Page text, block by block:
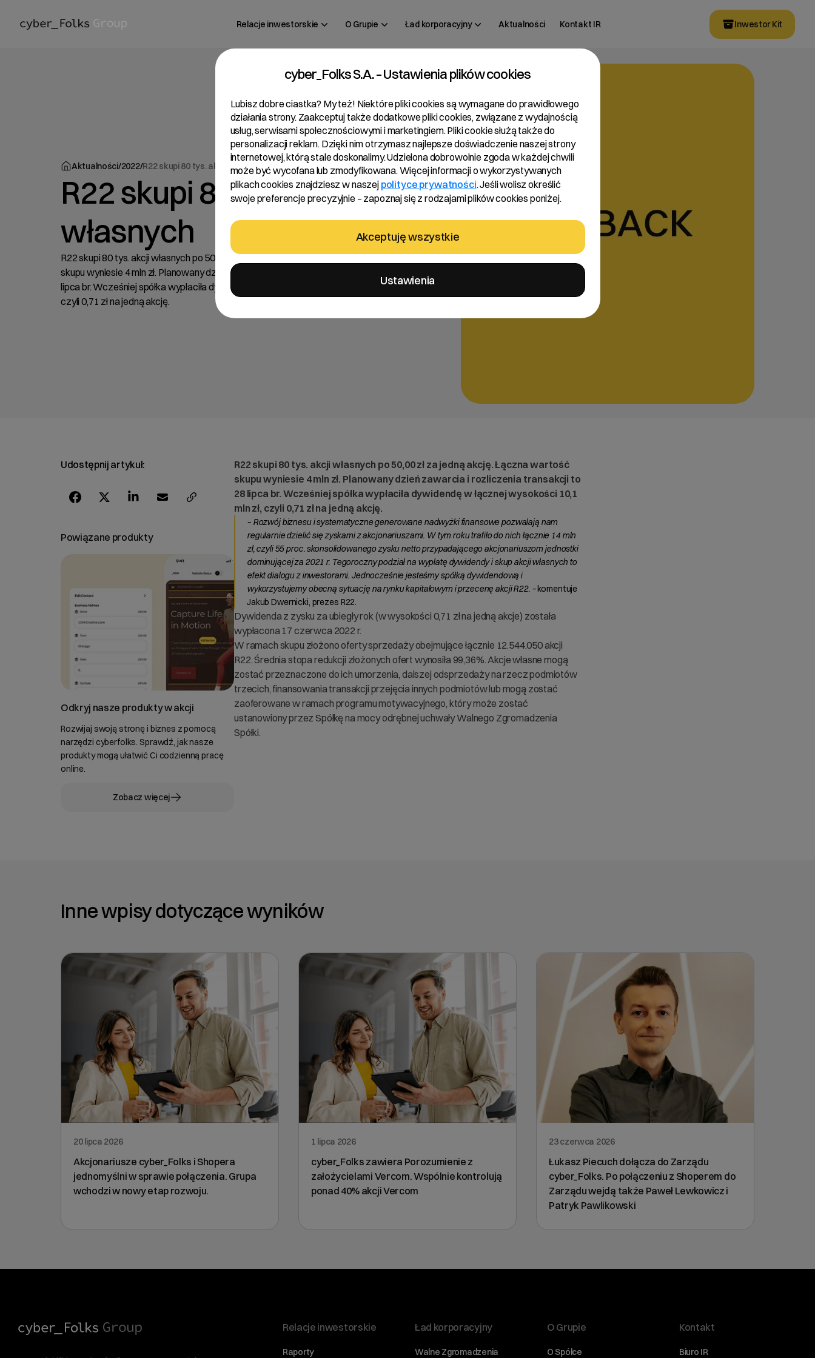
Relacje inwestorskie O Grupie Ład korporacyjny Aktualności Kontakt IR Inwestor Kit
Aktualności/2022/R22 skupi 80 tys. akcji własnych
R22 skupi 80 tys. akcji
własnych
R22 skupi 80 tys. akcji własnych po 50,00 zł za jedną akcję. Łączna wartość
skupu wyniesie 4 mln zł. Planowany dzień zawarcia i rozliczenia transakcji to 28
lipca br. Wcześniej spółka wypłaciła dywidendę w łącznej wysokości 10,1 mln zł,
czyli 0,71 zł na jedną akcję.
Udostępnij artykuł:
Powiązane produkty
Odkryj nasze produkty w akcji
Rozwijaj swoją stronę i biznes z pomocą
narzędzi cyberfolks. Sprawdź, jak nasze
produkty mogą ułatwić Ci codzienną pracę
online.
Zobacz więcej
R22 skupi 80 tys. akcji własnych po 50,00 zł za jedną akcję. Łączna wartość
skupu wyniesie 4 mln zł. Planowany dzień zawarcia i rozliczenia transakcji to
28 lipca br. Wcześniej spółka wypłaciła dywidendę w łącznej wysokości 10,1
mln zł, czyli 0,71 zł na jedną akcję.
– Rozwój biznesu i systematyczne generowane nadwyżki finansowe pozwalają nam
regularnie dzielić się zyskami z akcjonariuszami. W tym roku trafiło do nich łącznie 14 mln
zł, czyli 55 proc. skonsolidowanego zysku netto przypadającego akcjonariuszom jednostki
dominującej za 2021 r. Tegoroczny podział na wypłatę dywidendy i skup akcji własnych to
efekt dialogu z inwestorami. Jednocześnie jesteśmy spółką dywidendową i
wykorzystujemy obecną sytuację na rynku kapitałowym i przecenę akcji R22. –komentuje
Jakub Dwernicki, prezes R22.
Dywidenda z zysku za ubiegły rok (w wysokości 0,71 zł na jedną akcje) została
wypłacona 17 czerwca 2022 r.
W ramach skupu złożono oferty sprzedaży obejmujące łącznie 12.544.050 akcji
R22. Średnia stopa redukcji złożonych ofert wynosiła 99,36%. Akcje własne mogą
zostać przeznaczone do ich umorzenia, dalszej odsprzedaży na rzecz podmiotów
trzecich, finansowania transakcji przejęcia innych podmiotów lub mogą zostać
zaoferowane w ramach programu motywacyjnego, który może zostać
ustanowiony przez Spółkę na mocy odrębnej uchwały Walnego Zgromadzenia
Spółki.
Inne wpisy dotyczące wyników
20 lipca 2026
Akcjonariusze cyber_Folks i Shopera
jednomyślni w sprawie połączenia. Grupa
wchodzi w nowy etap rozwoju.
1 lipca 2026
cyber_Folks zawiera Porozumienie z
założycielami Vercom. Wspólnie kontrolują
ponad 40% akcji Vercom
23 czerwca 2026
Łukasz Piecuch dołącza do Zarządu
cyber_Folks. Po połączeniu z Shoperem do
Zarządu wejdą także Paweł Lewkowicz i
Patryk Pawlikowski
Relacje inwestorskie
Raporty
Ład korporacyjny
Walne Zgromadzenia
O Grupie
O Spółce
Kontakt
Biuro IR
cyber_Folks S.A. – Ustawienia plików cookies
Lubisz dobre ciastka? My też! Niektóre pliki cookies są wymagane do prawidłowego
działania strony. Zaakceptuj także dodatkowe pliki cookies, związane z wydajnością
usług, serwisami społecznościowymi i marketingiem. Pliki cookie służą także do
personalizacji reklam. Dzięki nim otrzymasz najlepsze doświadczenie naszej strony
internetowej, którą stale doskonalimy. Udzielona dobrowolnie zgoda w każdej chwili
może być wycofana lub zmodyfikowana. Więcej informacji o wykorzystywanych
plikach cookies znajdziesz w naszej polityce prywatności. Jeśli wolisz określić
swoje preferencje precyzyjnie – zapoznaj się z rodzajami plików cookies poniżej.
Akceptuję wszystkie
Ustawienia